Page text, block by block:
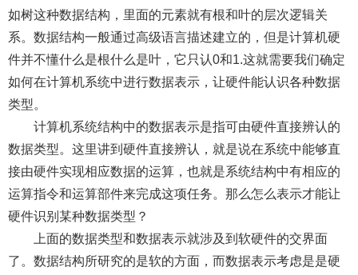
如树这种数据结构，里面的元素就有根和叶的层次逻辑关
系。数据结构一般通过高级语言描述建立的，但是计算机硬
件并不懂什么是根什么是叶，它只认0和1.这就需要我们确定
如何在计算机系统中进行数据表示，让硬件能认识各种数据
类型。
计算机系统结构中的数据表示是指可由硬件直接辨认的
数据类型。这里讲到硬件直接辨认，就是说在系统中能够直
接由硬件实现相应数据的运算，也就是系统结构中有相应的
运算指令和运算部件来完成这项任务。那么怎么表示才能让
硬件识别某种数据类型？
上面的数据类型和数据表示就涉及到软硬件的交界面
了。数据结构所研究的是软的方面，而数据表示考虑是是硬